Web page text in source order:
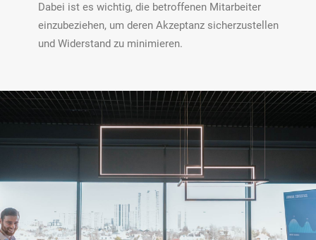
Dabei ist es wichtig, die betroffenen Mitarbeiter
einzubeziehen, um deren Akzeptanz sicherzustellen
und Widerstand zu minimieren.